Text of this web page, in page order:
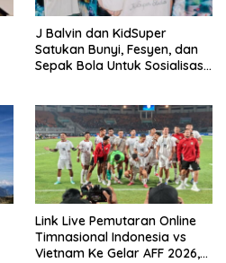
J Balvin dan KidSuper
Satukan Bunyi, Fesyen, dan
Sepak Bola Untuk Sosialisasi
Link Live Pemutaran Online
Timnasional Indonesia vs
Vietnam Ke Gelar AFF 2026,